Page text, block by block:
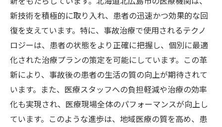
新技術を積極的に取り入れ、患者の迅速かつ効果的な回
復を支えています。特に、事故治療で使用されるテクノ
ロジーは、患者の状態をより正確に把握し、個別に最適
化された治療プランの策定を可能にしています。この革
新により、事故後の患者の生活の質の向上が期待されて
います。また、医療スタッフへの負担軽減や治療の効率
化も実現され、医療現場全体のパフォーマンスが向上し
ています。このような進歩は、地域医療の質を高め、患